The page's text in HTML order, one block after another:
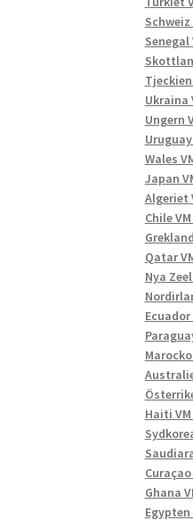
Schweiz
Senegal
Tjeckien
Ukraina
Ungern
Uruguay
Wales
Japan
Algeriet
Chile
Qatar
Nya
Ecuador
Marocko
Haiti VM
Curaçao
Ghana
Egypten